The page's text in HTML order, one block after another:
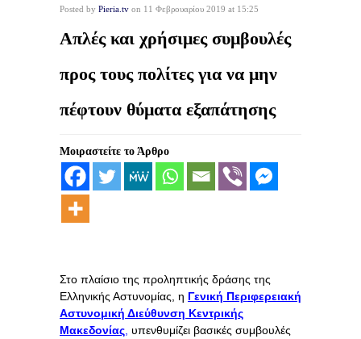
Posted by Pieria.tv on 11 Φεβρουαρίου 2019 at 15:25
Απλές και χρήσιμες συμβουλές
προς τους πολίτες για να μην
πέφτουν θύματα εξαπάτησης
Μοιραστείτε το Άρθρο
Στο πλαίσιο της προληπτικής δράσης της
Ελληνικής Αστυνομίας, η Γενική Περιφερειακή
Αστυνομική Διεύθυνση Κεντρικής
Μακεδονίας υπενθυμίζει βασικές συμβουλές